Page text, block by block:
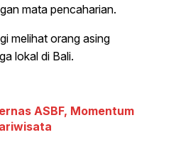
mata pencaharian.
melihat orang asing
lokal di Bali.
ASBF, Momentum